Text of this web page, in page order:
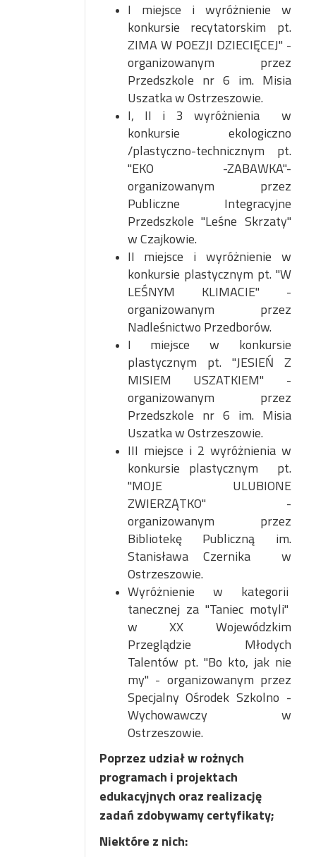
I miejsce i wyróżnienie w
konkursie recytatorskim pt.
ZIMA W POEZJI DZIECIĘCEJ" -
organizowanym przez
Przedszkole nr 6 im. Misia
Uszatka w Ostrzeszowie.
I, II i 3 wyróżnienia w
konkursie ekologiczno
/plastyczno-technicznym pt.
"EKO -ZABAWKA"-
organizowanym przez
Publiczne Integracyjne
Przedszkole "Leśne Skrzaty"
w Czajkowie.
II miejsce i wyróżnienie w
konkursie plastycznym pt. "W
LEŚNYM KLIMACIE" -
organizowanym przez
Nadleśnictwo Przedborów.
I miejsce w konkursie
plastycznym pt. "JESIEŃ Z
MISIEM USZATKIEM" -
organizowanym przez
Przedszkole nr 6 im. Misia
Uszatka w Ostrzeszowie.
III miejsce i 2 wyróżnienia w
konkursie plastycznym pt.
"MOJE ULUBIONE
ZWIERZĄTKO" -
organizowanym przez
Bibliotekę Publiczną im.
Stanisława Czernika w
Ostrzeszowie.
Wyróżnienie w kategorii
tanecznej za "Taniec motyli"
w XX Wojewódzkim
Przeglądzie Młodych
Talentów pt. "Bo kto, jak nie
my" - organizowanym przez
Specjalny Ośrodek Szkolno -
Wychowawczy w
Ostrzeszowie.
Poprzez udział w rożnych
programach i projektach
edukacyjnych oraz realizację
zadań zdobywamy certyfikaty;
Niektóre z nich: